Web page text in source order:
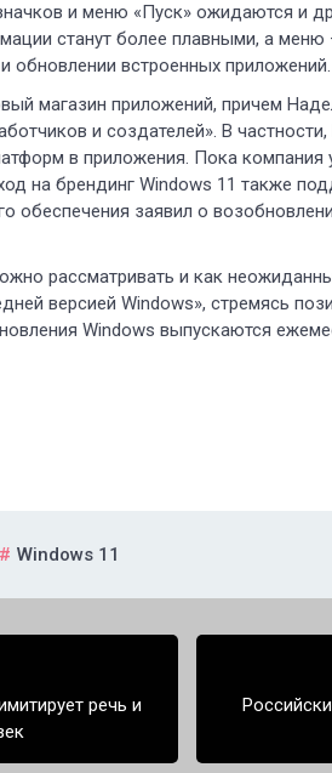
и меню «Пуск» ожидаются и
станут более плавными, а
обновлении встроенных приложений.
магазин приложений, причем
и создателей». В
в приложения. Пока
на брендинг Windows 11 также
обеспечения заявил о
рассматривать и как
версией Windows», стремясь
Windows выпускаются
Windows 11
речь и